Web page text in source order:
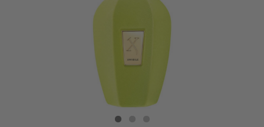
XERJOFF Amabile Eau de Parfum